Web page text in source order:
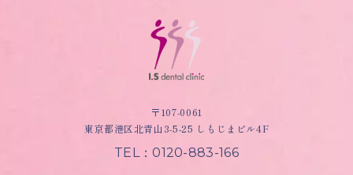
〒107-0061
東京都港区北青山3-5-25 しもじまビル4F
TEL：0120-883-166